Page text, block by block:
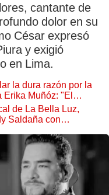
cantante de
dolor en su
César expresó
y exigió
en Lima.
la dura razón por la
Erika Muñóz: "El
de La Bella Luz,
Saldaña con